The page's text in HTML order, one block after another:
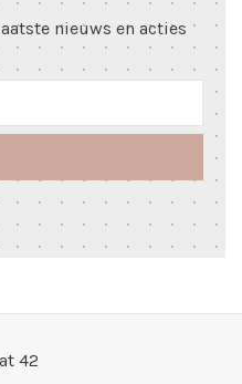
nieuws en acties
42